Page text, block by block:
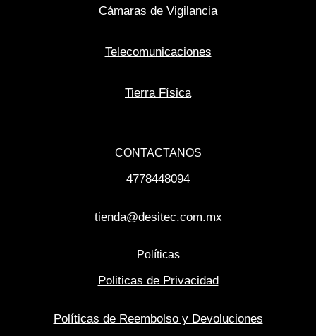
Cámaras de Vigilancia
Telecomunicaciones
Tierra Física
CONTACTANOS
4778448094
tienda@desitec.com.mx
Políticas
Politicas de Privacidad
Políticas de Reembolso y Devoluciones